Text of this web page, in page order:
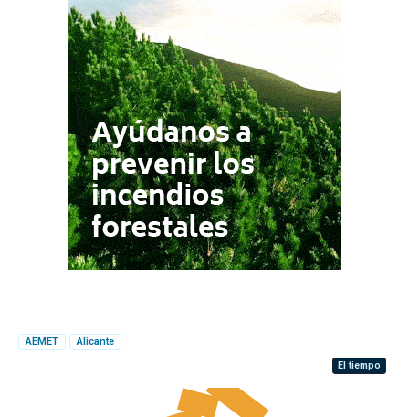
AEMET
Alicante
El tiempo